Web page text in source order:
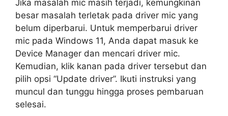
Jika masalah mic masih terjadi, kemungkinan
besar masalah terletak pada driver mic yang
belum diperbarui. Untuk memperbarui driver
mic pada Windows 11, Anda dapat masuk ke
Device Manager dan mencari driver mic.
Kemudian, klik kanan pada driver tersebut dan
pilih opsi “Update driver”. Ikuti instruksi yang
muncul dan tunggu hingga proses pembaruan
selesai.